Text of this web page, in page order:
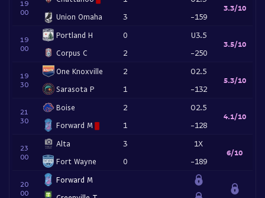
19
00
Union Omaha
3
-159
3.3/10
19
00
Portland H
Corpus C
0
2
U3.5
-250
3.5/10
19
30
One Knoxville
Sarasota P
2
1
O2.5
-132
5.3/10
21
30
Boise
Forward M
2
1
O2.5
-128
4.1/10
23
00
Alta
Fort Wayne
3
0
1X
-189
6/10
20
00
Forward M